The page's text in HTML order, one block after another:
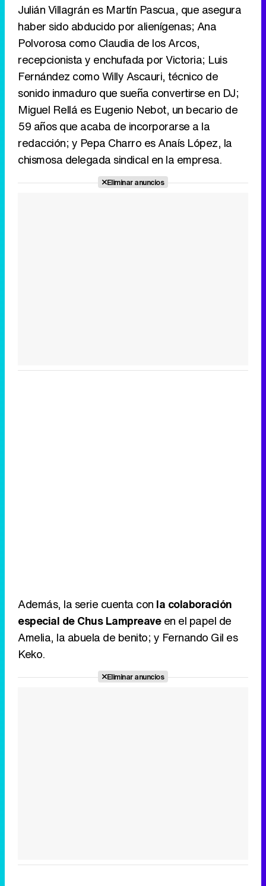
Julián Villagrán es Martín Pascua, que asegura
haber sido abducido por alienígenas; Ana
Polvorosa como Claudia de los Arcos,
recepcionista y enchufada por Victoria; Luis
Fernández como Willy Ascauri, técnico de
sonido inmaduro que sueña convertirse en DJ;
Miguel Rellá es Eugenio Nebot, un becario de
59 años que acaba de incorporarse a la
redacción; y Pepa Charro es Anaís López, la
chismosa delegada sindical en la empresa.
Eliminar anuncios
Además, la serie cuenta con la colaboración
especial de Chus Lampreaveen el papel de
Amelia, la abuela de benito; y Fernando Gil es
Keko.
Eliminar anuncios